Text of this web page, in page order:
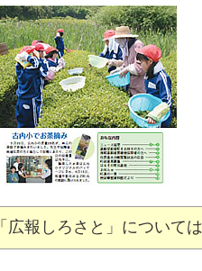
「広報しろさと」について